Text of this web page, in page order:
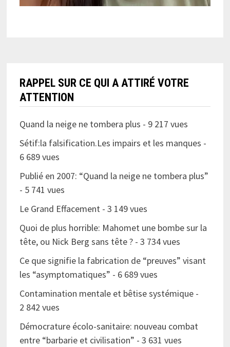
RAPPEL SUR CE QUI A ATTIRÉ VOTRE
ATTENTION
Quand la neige ne tombera plus - 9 217 vues
Sétif:la falsification.Les impairs et les manques -
6 689 vues
Publié en 2007: “Quand la neige ne tombera plus”
- 5 741 vues
Le Grand Effacement- 3 149 vues
Quoi de plus horrible: Mahomet une bombe sur la
tête, ou Nick Berg sans tête ?- 3 734 vues
Ce que signifie la fabrication de “preuves” visant
les “asymptomatiques” - 6 689 vues
Contamination mentale et bêtise systémique-
2 842 vues
Démocrature écolo-sanitaire: nouveau combat
entre “barbarie et civilisation” - 3 631 vues